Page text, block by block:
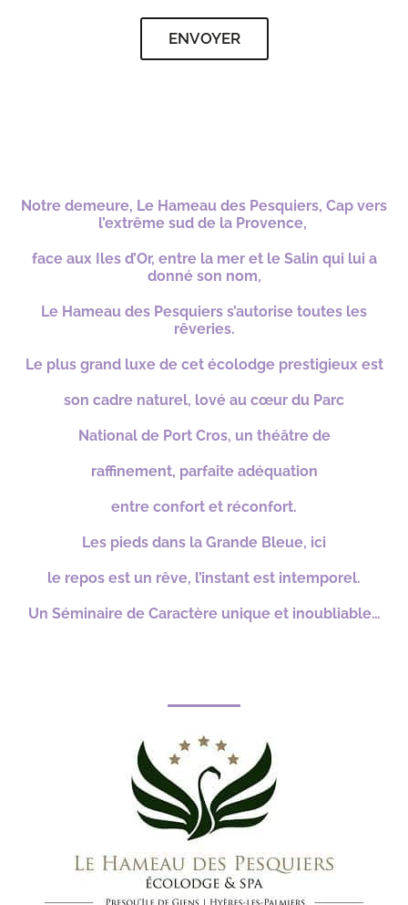
ENVOYER
Notre demeure, Le Hameau des Pesquiers, Cap vers
l’extrême sud de la Provence,
face aux Iles d’Or, entre la mer et le Salin qui lui a
donné son nom,
Le Hameau des Pesquiers s’autorise toutes les
rêveries.
Le plus grand luxe de cet écolodge prestigieux est
son cadre naturel, lové au cœur du Parc
National de Port Cros, un théâtre de
raffinement, parfaite adéquation
entre confort et réconfort.
Les pieds dans la Grande Bleue, ici
le repos est un rêve, l’instant est intemporel.
Un Séminaire de Caractère unique et inoubliable…